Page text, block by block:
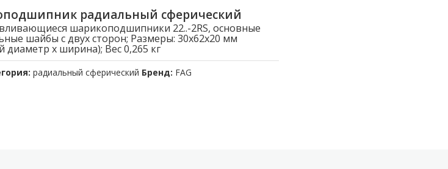
радиальный сферический
шарикоподшипники 22..-2RS, основные
шайбы c двух сторон; Размеры: 30x62x20 мм
x ширина); Вес 0,265 кг
радиальный сферический Бренд: FAG